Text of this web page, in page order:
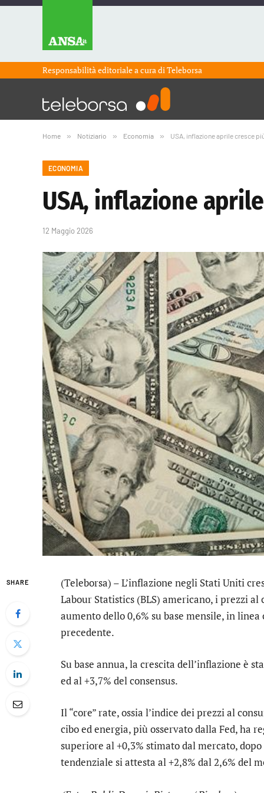
Responsabilità editoriale a cura diTeleborsa
Home » Notiziario » Economia » USA, inflazione aprile cresce
ECONOMIA
USA, inflazione
12 Maggio 2026
SHARE
(Teleborsa) – L’inflazione negli Stati Uniti
Labour Statistics (BLS) americano, i prezzi
aumento dello 0,6% su base mensile, in
precedente.
Su base annua, la crescita dell’inflazione è
ed al +3,7% del consensus.
Il “core” rate, ossia l’indice dei prezzi al
cibo ed energia, più osservato dalla Fed, ha
superiore al +0,3% stimato dal mercato,
tendenziale si attesta al +2,8% dal 2,6% del